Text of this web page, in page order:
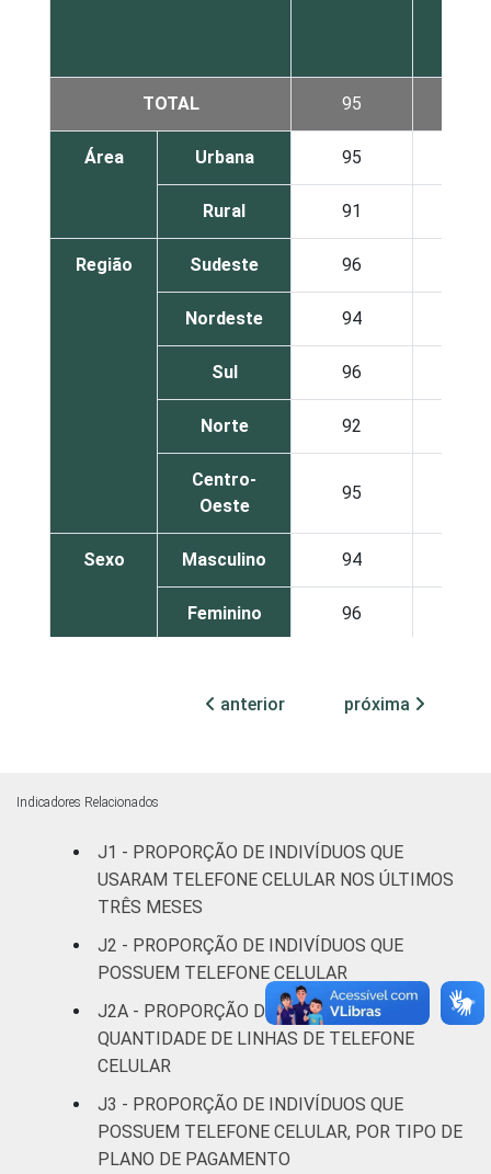
TOTAL 95
Área Urbana 95
Rural 91
Região Sudeste 96
Nordeste 94
Sul 96
Norte 92
Centro-
Oeste
95
Sexo Masculino 94
Feminino 96
Educação
Superior 98
Faixa
etária
De 10 a 15
anos
80
De 16 a 24
anos
96 73
De 25 a 34
anos
97
anterior próxima
Indicadores Relacionados
J1 - PROPORÇÃO DE INDIVÍDUOS QUE
USARAM TELEFONE CELULAR NOS ÚLTIMOS
TRÊS MESES
J2 - PROPORÇÃO DE INDIVÍDUOS QUE
POSSUEM TELEFONE CELULAR
J2A - PROPORÇÃO DE INDIVÍDUOS, POR
QUANTIDADE DE LINHAS DE TELEFONE
CELULAR
J3 - PROPORÇÃO DE INDIVÍDUOS QUE
POSSUEM TELEFONE CELULAR, POR TIPO DE
PLANO DE PAGAMENTO